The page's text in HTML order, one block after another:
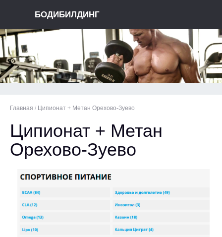
БОДИБИЛДИНГ
Главная / Ципионат + Метан Орехово-Зуево
Ципионат + Метан
Орехово-Зуево